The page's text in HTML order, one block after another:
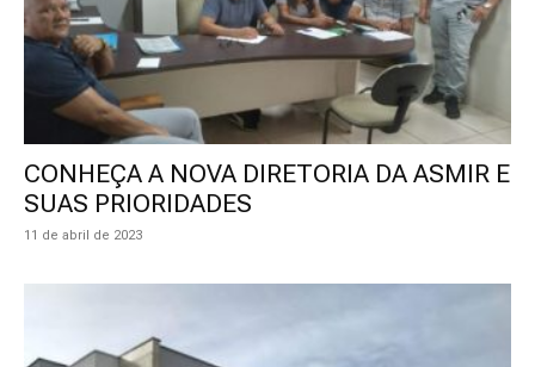
CONHEÇA A NOVA DIRETORIA DA ASMIR E
SUAS PRIORIDADES
11 de abril de 2023